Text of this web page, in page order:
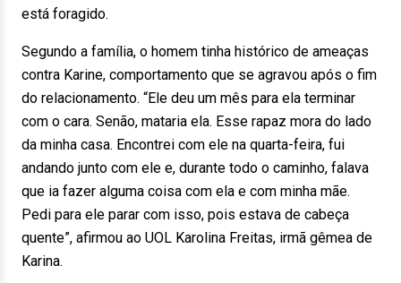
está foragido.
Segundo a família, o homem tinha histórico de ameaças
contra Karine, comportamento que se agravou após o fim
do relacionamento. “Ele deu um mês para ela terminar
com o cara. Senão, mataria ela. Esse rapaz mora do lado
da minha casa. Encontrei com ele na quarta-feira, fui
andando junto com ele e, durante todo o caminho, falava
que ia fazer alguma coisa com ela e com minha mãe.
Pedi para ele parar com isso, pois estava de cabeça
quente”, afirmou ao UOL Karolina Freitas, irmã gêmea de
Karina.